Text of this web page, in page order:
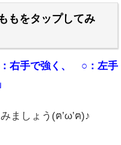
もをタップしてみ
右手で強く、 ○：左手
ましょう(ฅ’ω’ฅ)♪